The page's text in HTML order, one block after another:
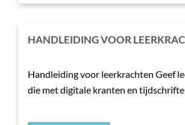
HANDLEIDING VOOR
Handleiding voor leerkrachten Geef
die met digitale kranten en